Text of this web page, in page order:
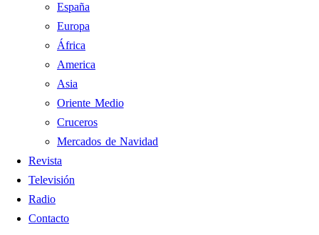
España
Europa
África
America
Asia
Oriente Medio
Cruceros
Mercados de Navidad
Revista
Televisión
Radio
Contacto